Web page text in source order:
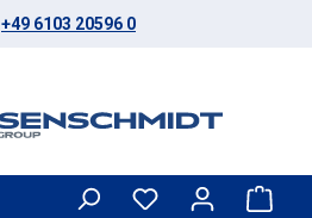
+49 6103 20596 0